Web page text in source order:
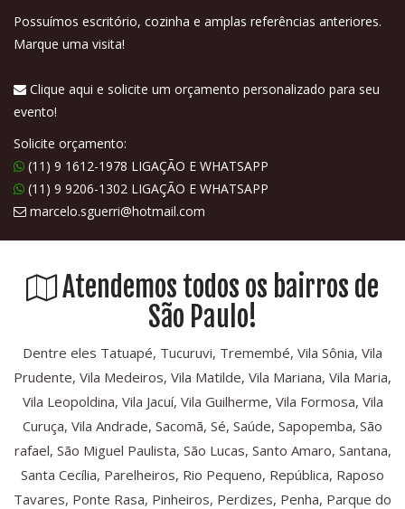
Possuímos escritório, cozinha e amplas referências anteriores.
Marque uma visita!
Clique aqui e solicite um orçamento personalizado para seu
evento!
Solicite orçamento:
(11) 9 1612-1978 LIGAÇÃO E WHATSAPP
(11) 9 9206-1302 LIGAÇÃO E WHATSAPP
marcelo.sguerri@hotmail.com
Atendemos todos os bairros de
São Paulo!
Dentre eles Tatuapé, Tucuruvi, Tremembé, Vila Sônia, Vila
Prudente, Vila Medeiros, Vila Matilde, Vila Mariana, Vila Maria,
Vila Leopoldina, Vila Jacuí, Vila Guilherme, Vila Formosa, Vila
Curuça, Vila Andrade, Sacomã, Sé, Saúde, Sapopemba, São
rafael, São Miguel Paulista, São Lucas, Santo Amaro, Santana,
Santa Cecília, Parelheiros, Rio Pequeno, República, Raposo
Tavares, Ponte Rasa, Pinheiros, Perdizes, Penha, Parque do